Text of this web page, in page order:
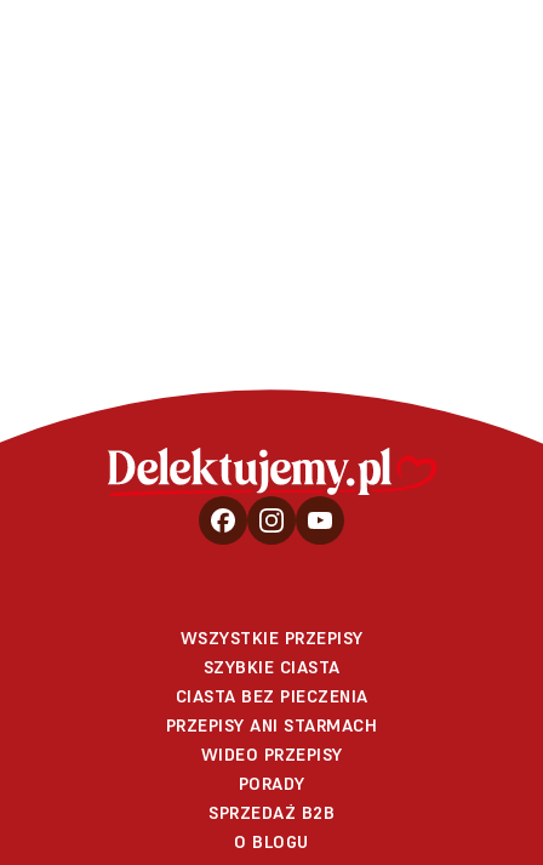
WSZYSTKIE PRZEPISY
SZYBKIE CIASTA
CIASTA BEZ PIECZENIA
PRZEPISY ANI STARMACH
WIDEO PRZEPISY
PORADY
SPRZEDAŻ B2B
O BLOGU